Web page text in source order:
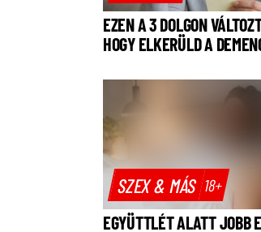
EZEN A 3 DOLGON
HOGY ELKERÜLD A
SZEX & MÁS 18+
EGYÜTTLÉT ALATT JOBB